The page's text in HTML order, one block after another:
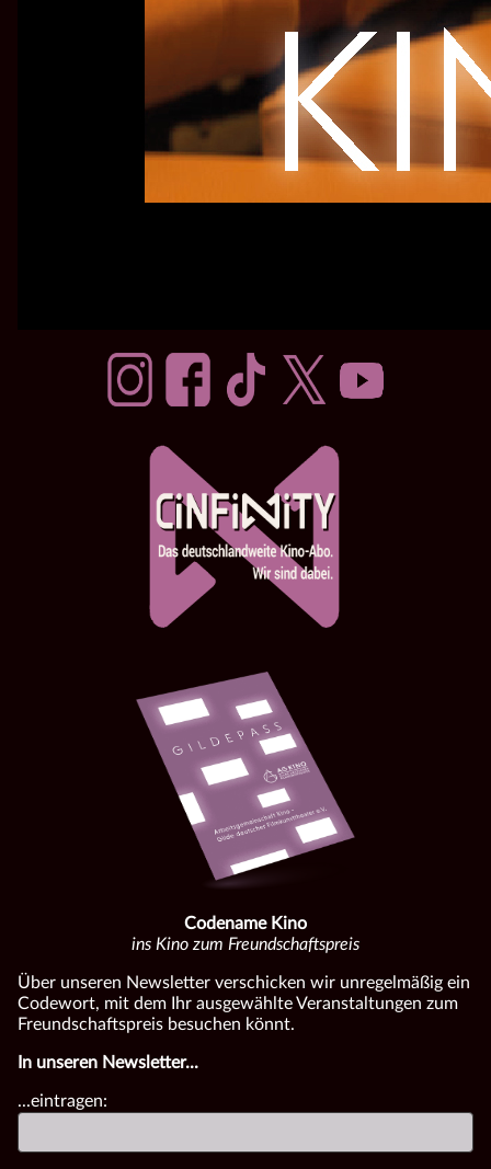
Codename Kino
ins Kino zum Freundschaftspreis
Über unseren Newsletter verschicken wir unregelmäßig ein
Codewort, mit dem Ihr ausgewählte Veranstaltungen zum
Freundschaftspreis besuchen könnt.
In unseren Newsletter...
...eintragen: